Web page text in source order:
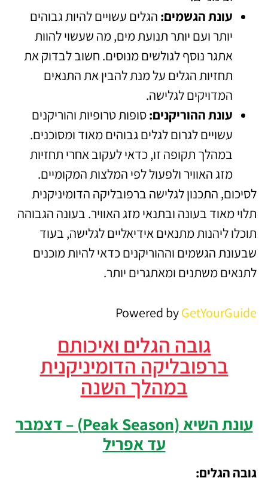
עונת הגשמים: הגלים עשויים להיות גבוהים
יותר ועם יותר תנועת מים, מה שעשוי להוות
אתגר נוסף לגולשים מנוסים. חשוב לבדוק את
תחזיות הגלים על מנת להבין את התנאים
המדויקים לגלישה.
עונת ההוריקנים:סופות טרופיות והוריקנים
עשויים לגרום לגלים גבוהים מאוד ומסוכנים.
במהלך תקופה זו, כדאי לעקוב אחרי תחזיות
מזג האוויר ולפעול לפי המלצות המקומיים.
לסיכום, התכנון לגלישה ברפובליקה הדומיניקנית
תלוי מאוד בעונה ובתנאי מזג האוויר. בעונה הגבוהה
תוכלו ליהנות מתנאים אידיאליים לגלישה, בעוד
שבעונת הגשמים וההוריקנים כדאי להיות מוכנים
לתנאים משתנים ומאתגרים יותר.
Powered byGetYourGuide
גובה הגלים ואיכותם
ברפובליקה הדומיניקנית
במהלך השנה
עונת השיא (Peak Season) – דצמבר
עד אפריל
גובה הגלים: